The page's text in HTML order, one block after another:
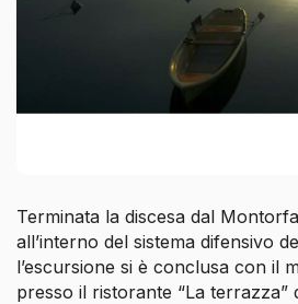
Terminata la discesa dal
all’interno del sistema difensivo
l’escursione si è conclusa con il
presso il ristorante “La terrazza”